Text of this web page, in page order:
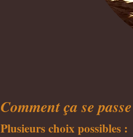
Comment ça se
Plusieurs choix possibles :